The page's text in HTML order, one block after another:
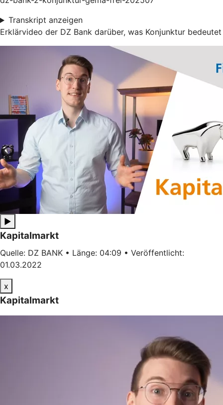
Transkript anzeigen
Erklärvideo der DZ Bank darüber, was Konjunktur bedeutet
▶
Kapitalmarkt
Quelle: DZ BANK • Länge: 04:09 • Veröffentlicht:
01.03.2022
x
Kapitalmarkt